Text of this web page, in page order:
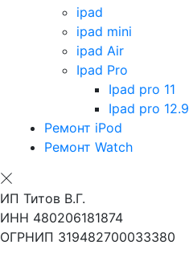
ipad
ipad mini
ipad Air
Ipad Pro
Ipad pro 11
Ipad pro 12.9
Ремонт iPod
Ремонт Watch
ИП Титов В.Г.
ИНН 480206181874
ОГРНИП 319482700033380